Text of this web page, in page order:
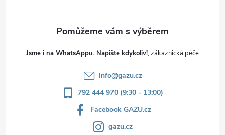
Jsme i na WhatsAppu. Napište kdykoliv!
Info@gazu.cz
792 444 970 (9:30 - 13:00)
Facebook GAZU.cz
gazu.cz